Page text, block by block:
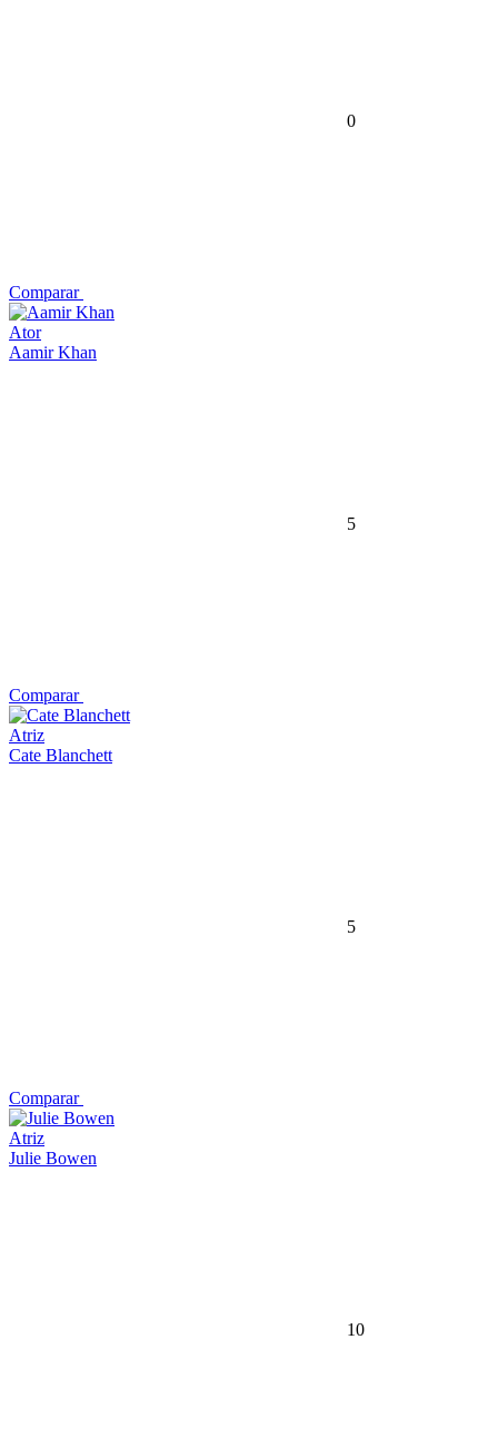
0
Comparar
Ator
Aamir Khan
5
Comparar
Atriz
Cate Blanchett
5
Comparar
Atriz
Julie Bowen
10